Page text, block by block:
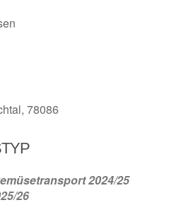
78086
2024/25
26